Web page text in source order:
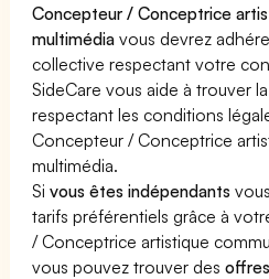
Concepteur / Conceptrice
multimédia vous devrez
collective respectant votre
SideCare vous aide à trouver
respectant les conditions
Concepteur / Conceptrice
multimédia.
Sivous êtes indépendants
tarifs préférentiels grâce à
/ Conceptrice artistique
vous pouvez trouver des